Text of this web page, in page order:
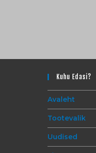
Kuhu Edasi?
Avaleht
Tootevalik
Uudised